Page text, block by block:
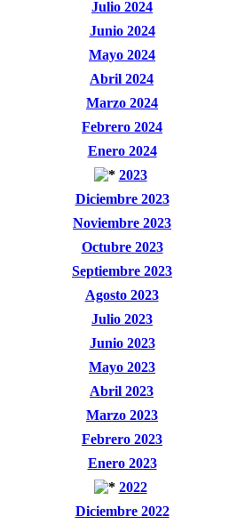
Julio 2024
Junio 2024
Mayo 2024
Abril 2024
Marzo 2024
Febrero 2024
Enero 2024
2023
Diciembre 2023
Noviembre 2023
Octubre 2023
Septiembre 2023
Agosto 2023
Julio 2023
Junio 2023
Mayo 2023
Abril 2023
Marzo 2023
Febrero 2023
Enero 2023
2022
Diciembre 2022